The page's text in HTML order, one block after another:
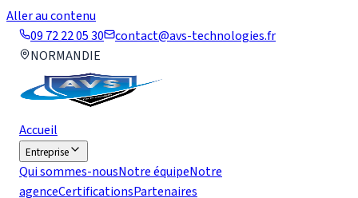
Aller au contenu
09 72 22 05 30
contact@avs-technologies.fr
NORMANDIE
Accueil
Entreprise
Qui sommes-nousNotre équipeNotre
agenceCertificationsPartenaires